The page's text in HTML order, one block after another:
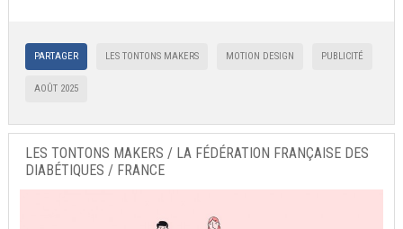
PARTAGER LES TONTONS MAKERS MOTION DESIGN PUBLICITÉ
AOÛT 2025
LES TONTONS MAKERS / LA FÉDÉRATION FRANÇAISE DES
DIABÉTIQUES / FRANCE